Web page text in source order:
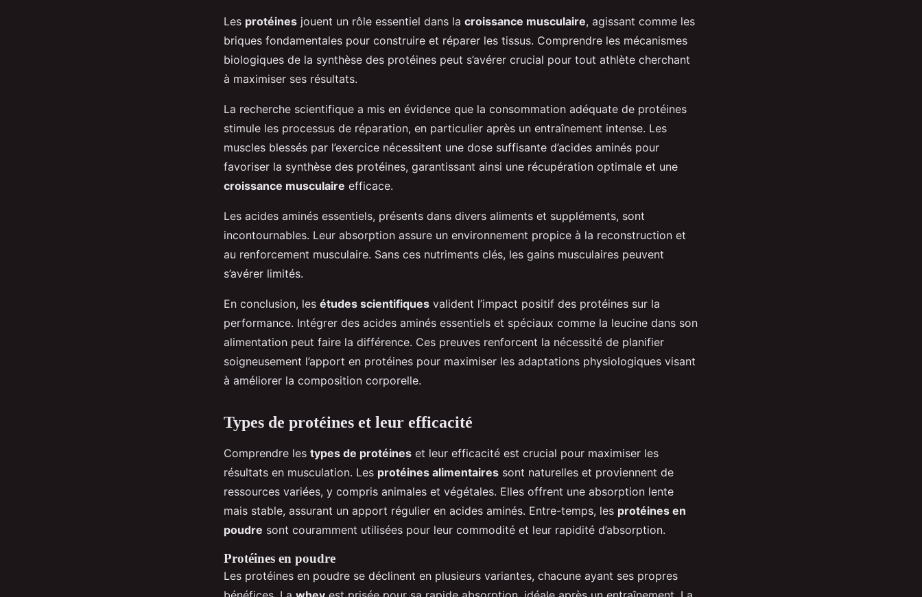
Les protéines jouent un rôle essentiel dans la croissance musculaire, agissant comme les
briques fondamentales pour construire et réparer les tissus. Comprendre les mécanismes
biologiques de la synthèse des protéines peut s’avérer crucial pour tout athlète cherchant
à maximiser ses résultats.
La recherche scientifique a mis en évidence que la consommation adéquate de protéines
stimule les processus de réparation, en particulier après un entraînement intense. Les
muscles blessés par l’exercice nécessitent une dose suffisante d’acides aminés pour
favoriser la synthèse des protéines, garantissant ainsi une récupération optimale et une
croissance musculaire efficace.
Les acides aminés essentiels, présents dans divers aliments et suppléments, sont
incontournables. Leur absorption assure un environnement propice à la reconstruction et
au renforcement musculaire. Sans ces nutriments clés, les gains musculaires peuvent
s’avérer limités.
En conclusion, les études scientifiques valident l’impact positif des protéines sur la
performance. Intégrer des acides aminés essentiels et spéciaux comme la leucine dans son
alimentation peut faire la différence. Ces preuves renforcent la nécessité de planifier
soigneusement l’apport en protéines pour maximiser les adaptations physiologiques visant
à améliorer la composition corporelle.
Types de protéines et leur efficacité
Comprendre les types de protéines et leur efficacité est crucial pour maximiser les
résultats en musculation. Les protéines alimentaires sont naturelles et proviennent de
ressources variées, y compris animales et végétales. Elles offrent une absorption lente
mais stable, assurant un apport régulier en acides aminés. Entre-temps, les protéines en
poudre sont couramment utilisées pour leur commodité et leur rapidité d’absorption.
Protéines en poudre
Les protéines en poudre se déclinent en plusieurs variantes, chacune ayant ses propres